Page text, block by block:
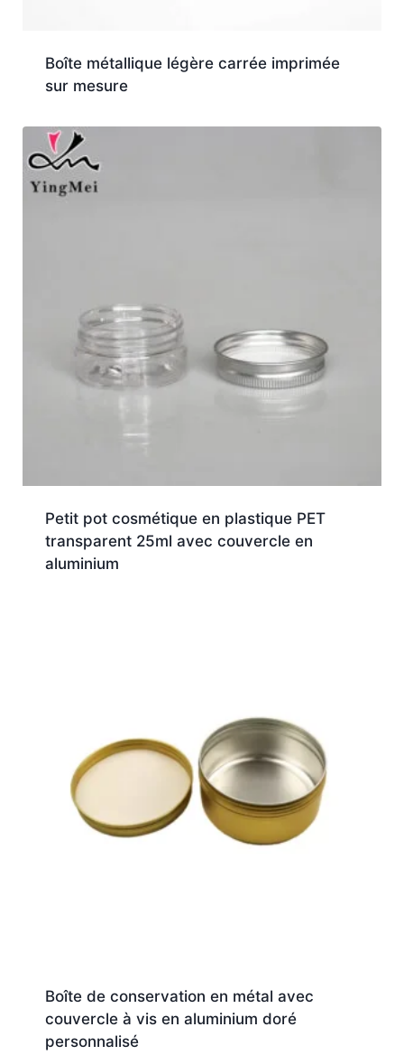
Boîte métallique légère carrée imprimée
sur mesure
Petit pot cosmétique en plastique PET
transparent 25ml avec couvercle en
aluminium
Boîte de conservation en métal avec
couvercle à vis en aluminium doré
personnalisé